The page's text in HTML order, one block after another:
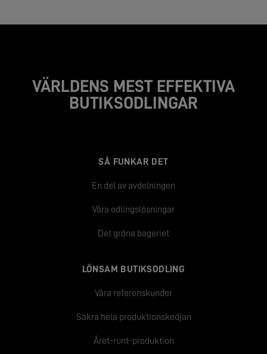
VÄRLDENS MEST EFFEKTIVA
BUTIKSODLINGAR
SÅ FUNKAR DET
En del av avdelningen
Våra odlingslösningar
Det gröna bageriet
LÖNSAM BUTIKSODLING
Våra referenskunder
Säkra hela produktionskedjan
Året-runt-produktion